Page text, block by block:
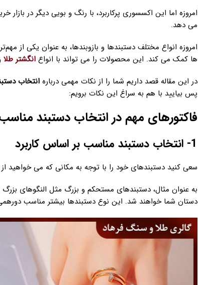
امروزه اما این اکسسوری پرکاربرد، با رنگ و بویی دیگر در
می دهد.
امروزه انواع مختلف دستبندها و بازوبندها، به عنوان یکی از
ها کمک می کند. این محصولات را می تواند با انواع انگشتر طلا
در این مقاله قصد داریم شما را از نکات مهمی درباره انتخاب
پس بیایید با هم به سراغ این نکات برویم:
فاکتورهای مهم در انتخاب دستبند
1- انتخاب دستبند مناسب بر اساس کاربرد
سعی کنید دستبندهای خود را با توجه به مکانی که می خواهید از
به عنوان مثال، دستبندهای مستحکم و بزرگ مثل النگوهای
دستان شما خواهند شد. این نوع دستبندها بیشتر مناسب